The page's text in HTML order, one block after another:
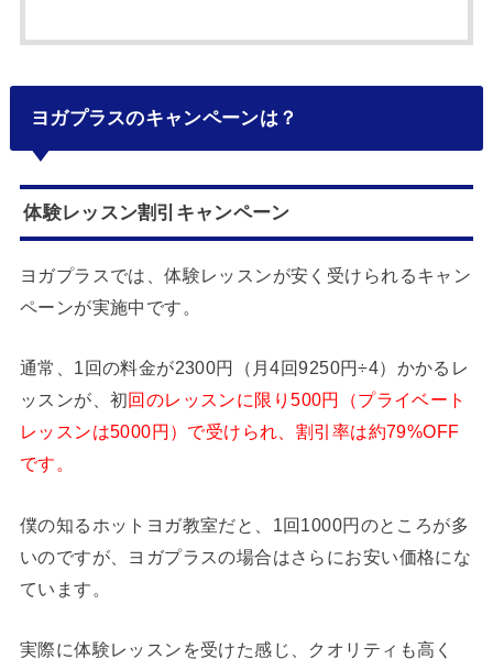
ヨガプラスのキャンペーンは？
体験レッスン割引キャンペーン
ヨガプラスでは、体験レッスンが安く受けられるキャン
ペーンが実施中です。
通常、1回の料金が2300円（月4回9250円÷4）かかるレ
ッスンが、初回のレッスンに限り500円（プライベート
レッスンは5000円）で受けられ、割引率は約79%OFF
です。
僕の知るホットヨガ教室だと、1回1000円のところが多
いのですが、ヨガプラスの場合はさらにお安い価格にな
ています。
実際に体験レッスンを受けた感じ、クオリティも高く